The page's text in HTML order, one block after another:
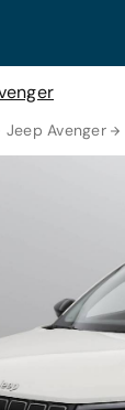
Jeep Avenger